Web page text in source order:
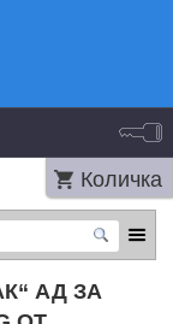
Количка
АД ЗА